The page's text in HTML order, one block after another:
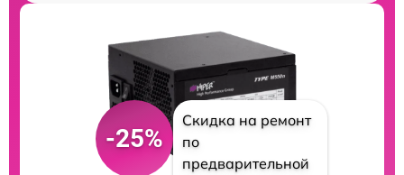
-25%
Скидка на ремонт
по
предварительной